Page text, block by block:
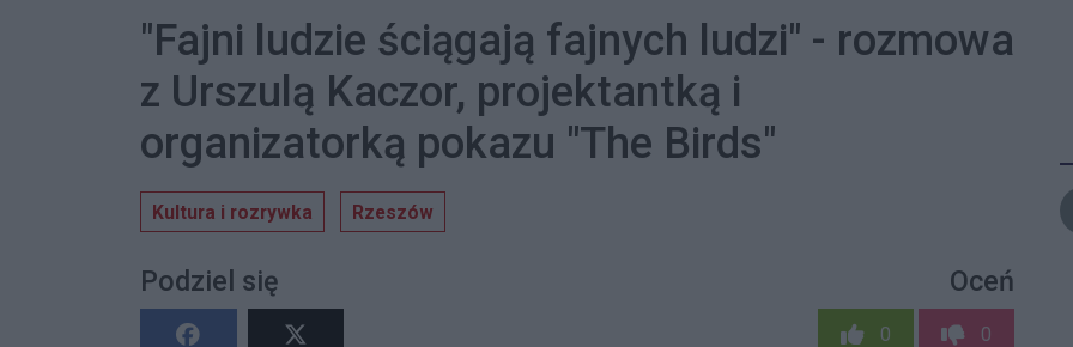
"Fajni ludzie ściągają fajnych ludzi" - rozmowa
z Urszulą Kaczor, projektantką i
organizatorką pokazu "The Birds"
Kultura i rozrywka Rzeszów
Podziel się Oceń
0 0